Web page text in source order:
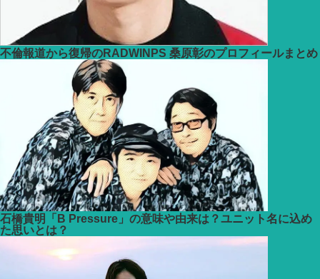
不倫報道から復帰のRADWINPS 桑原彰のプロフィールまとめ
石橋貴明「B Pressure」の意味や由来は？ユニット名に込め
た思いとは？